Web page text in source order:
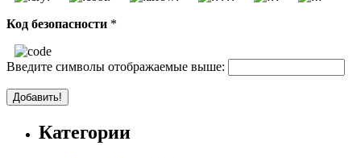
Код безопасности *
Введите символы отображаемые выше:
Категории